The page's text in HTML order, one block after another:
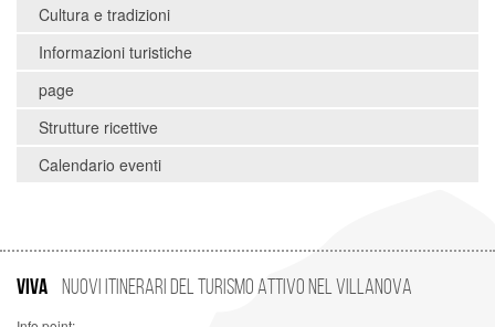
Cultura e tradizioni
Informazioni turistiche
page
Strutture ricettive
Calendario eventi
VIVA Nuovi Itinerari del Turismo Attivo nel Villanova